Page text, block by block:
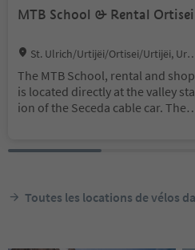
MTB School & Rental Ortisei
Location:
St. Ulrich/Urtijëi/Ortisei/Urtijëi, Urtij
na
The MTB School, rental and shop
is located directly at the valley
ion of the Seceda cable car. The q
provides you great advices on ho
our main priorities. Whether begi
Toutes les locations de vélos